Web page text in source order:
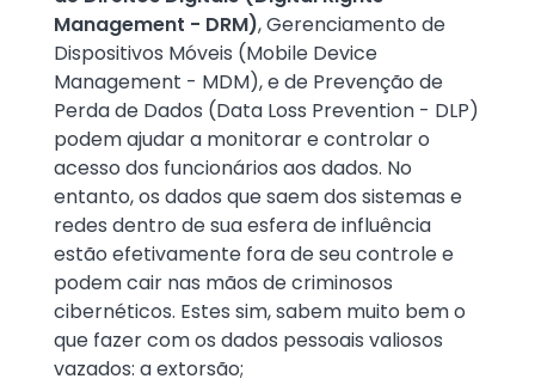
Management - DRM), Gerenciamento de
Dispositivos Móveis (Mobile Device
Management - MDM), e de Prevenção de
Perda de Dados (Data Loss Prevention - DLP)
podem ajudar a monitorar e controlar o
acesso dos funcionários aos dados. No
entanto, os dados que saem dos sistemas e
redes dentro de sua esfera de influência
estão efetivamente fora de seu controle e
podem cair nas mãos de criminosos
cibernéticos. Estes sim, sabem muito bem o
que fazer com os dados pessoais valiosos
vazados: a extorsão;